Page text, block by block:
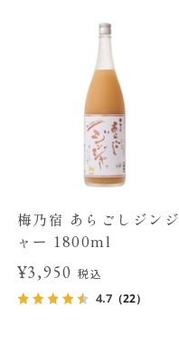
梅乃宿 あらごしジンジ
ャー 1800ml
¥3,950税込
4.7（22）